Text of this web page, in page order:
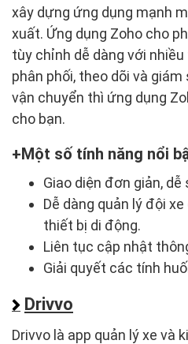
xây dựng ứng dụng mạnh
xuất. Ứng dụng Zoho cho
tùy chỉnh dễ dàng với
phân phối, theo dõi và
vận chuyển thì ứng dụng
cho bạn.
Một số tính năng nổi
Giao diện đơn giản, dễ
Dễ dàng quản lý đội
thiết bị di động.
Liên tục cập nhật
Giải quyết các tính
Drivvo
Drivvo là app quản lý xe và